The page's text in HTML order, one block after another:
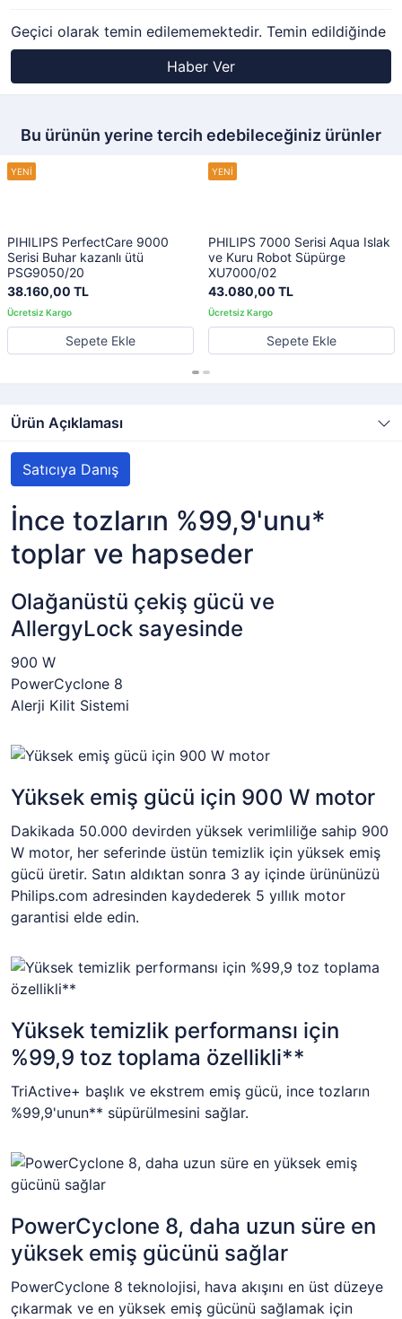
Geçici olarak temin edilememektedir. Temin edildiğinde
Haber Ver
Bu ürünün yerine tercih edebileceğiniz ürünler
PIHILIPS PerfectCare 9000
Serisi Buhar kazanlı ütü
PSG9050/20
38.160,00 TL
Sepete Ekle
PHILIPS 7000 Serisi Aqua Islak
ve Kuru Robot Süpürge
XU7000/02
43.080,00 TL
Sepete Ekle
Ürün Açıklaması
Satıcıya Danış
İnce tozların %99,9'unu*
toplar ve hapseder
Olağanüstü çekiş gücü ve
AllergyLock sayesinde
900 W
PowerCyclone 8
Alerji Kilit Sistemi
Yüksek emiş gücü için 900 W motor
Dakikada 50.000 devirden yüksek verimliliğe sahip 900
W motor, her seferinde üstün temizlik için yüksek emiş
gücü üretir. Satın aldıktan sonra 3 ay içinde ürününüzü
Philips.com adresinden kaydederek 5 yıllık motor
garantisi elde edin.
Yüksek temizlik performansı için
%99,9 toz toplama özellikli**
TriActive+ başlık ve ekstrem emiş gücü, ince tozların
%99,9'unun** süpürülmesini sağlar.
PowerCyclone 8, daha uzun süre en
yüksek emiş gücünü sağlar
PowerCyclone 8 teknolojisi, hava akışını en üst düzeye
çıkarmak ve en yüksek emiş gücünü sağlamak için